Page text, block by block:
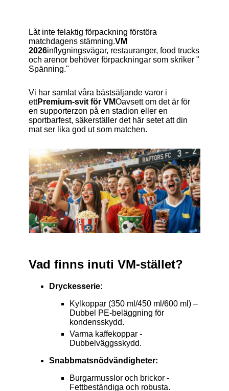
Låt inte felaktig förpackning förstöra
matchdagens stämning.VM
2026inflygningsvägar, restauranger, food trucks
och arenor behöver förpackningar som skriker "
Spänning."
Vi har samlat våra bästsäljande varor i
ettPremium-svit för VMOavsett om det är för
en supporterzon på en stadion eller en
sportbarfest, säkerställer det här setet att din
mat ser lika god ut som matchen.
Vad finns inuti VM-stället?
Dryckesserie:
Kylkoppar (350 ml/450 ml/600 ml) –
Dubbel PE-beläggning för
kondensskydd.
Varma kaffekoppar -
Dubbelväggsskydd.
Snabbmatsnödvändigheter:
Burgarmusslor och brickor -
Fettbeständiga och robusta.